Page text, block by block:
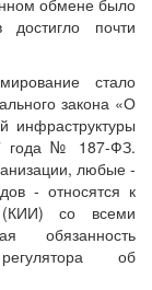
достигло почти
стало
закона «О
инфраструктуры
года № 187-ФЗ.
любые ‑
‑ относятся к
(КИИ) со всеми
обязанность
об